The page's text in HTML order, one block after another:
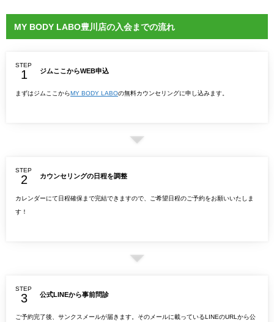
MY BODY LABO豊川店の入会までの流れ
STEP
ジムここからWEB申込
まずはジムここからMY BODY LABOの無料カウンセリングに申し込みます。
STEP
カウンセリングの日程を調整
カレンダーにて日程確保まで完結できますので、ご希望日程のご予約をお願いいたしま
す！
STEP
公式LINEから事前問診
ご予約完了後、サンクスメールが届きます。そのメールに載っているLINEのURLから公